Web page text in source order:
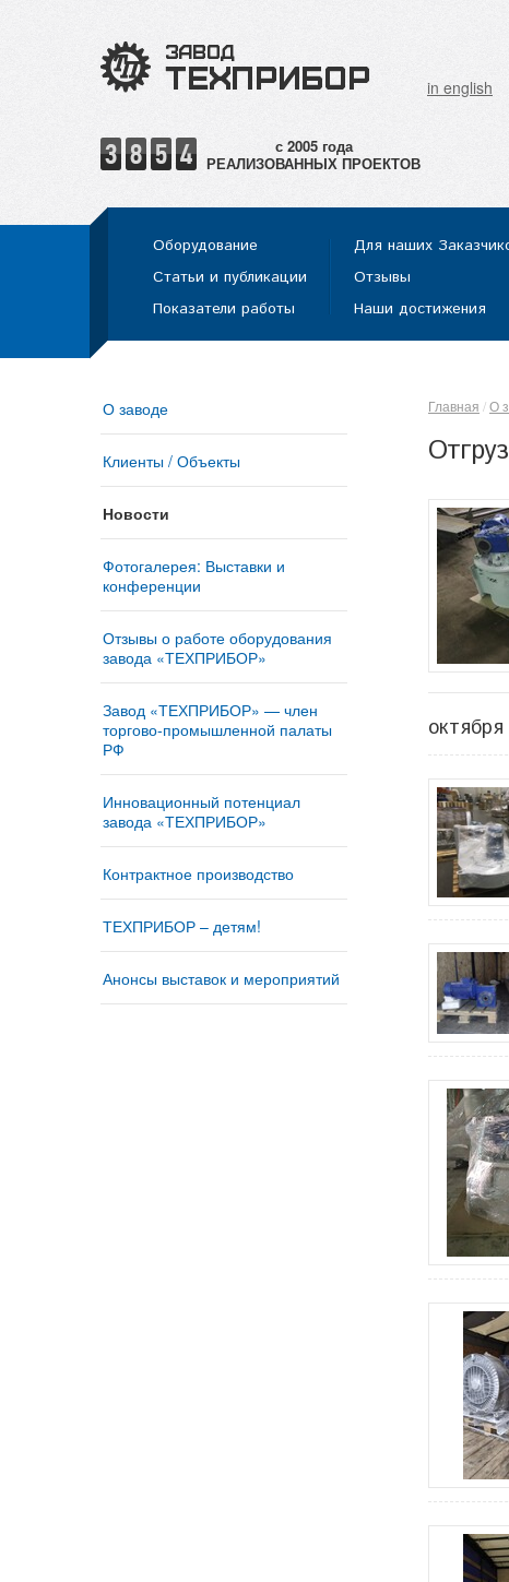
in english
РЕАЛИЗОВАННЫХ ПРОЕКТОВ
Оборудование
Статьи и публикации
Показатели работы
Для наших
Отзывы
Наши достижения
О заводе
Клиенты / Объекты
Новости
Фотогалерея: Выставки и
конференции
Отзывы о работе оборудования
завода «ТЕХПРИБОР»
Завод «ТЕХПРИБОР» — член
торгово-промышленной палаты
РФ
Инновационный потенциал
завода «ТЕХПРИБОР»
Контрактное производство
ТЕХПРИБОР – детям!
Анонсы выставок и мероприятий
Главная О
октября